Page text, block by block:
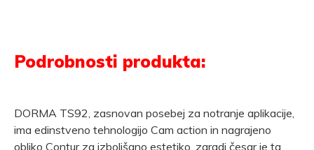
Podrobnosti produkta:
DORMA TS92, zasnovan posebej za notranje aplikacije,
ima edinstveno tehnologijo Cam action in nagrajeno
obliko Contur za izboljšano estetiko, zaradi česar je ta